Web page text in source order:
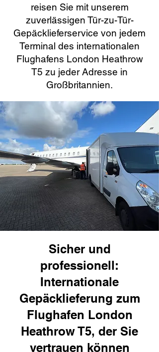
reisen Sie mit unserem
zuverlässigen Tür-zu-Tür-
Gepäcklieferservice von jedem
Terminal des internationalen
Flughafens London Heathrow
T5 zu jeder Adresse in
Großbritannien.
Sicher und
professionell:
Internationale
Gepäcklieferung zum
Flughafen London
Heathrow T5, der Sie
vertrauen können